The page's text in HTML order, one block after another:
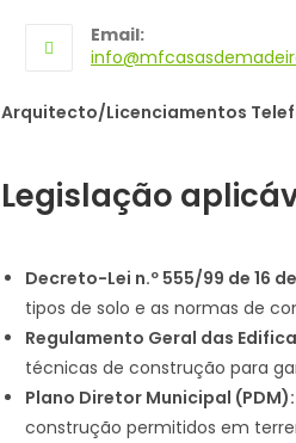
in
your
application
Email:
Arquitecto/Licenciamentos
Legislação
Decreto-Lei n.º 555/99 de 16
tipos de solo e as normas de
Regulamento Geral das
técnicas de construção para
Plano Diretor Municipal (PDM):
construção permitidos em